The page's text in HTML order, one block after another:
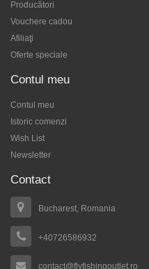
Producători
Vouchere cadou
Afiliaţi
Oferte speciale
Contul meu
Contul meu
Istoric comenzi
Wish List
Newsletter
Contact
Bucharest, Romania
+40726586932
contact@flyfishingoutlet.ro